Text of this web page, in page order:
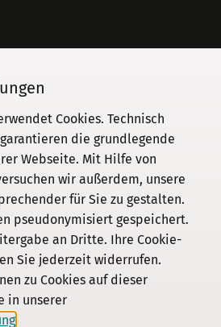
0
Cookies. Technisch
die grundlegende
Webseite. Mit Hilfe von
wir außerdem, unsere
für Sie zu gestalten.
pseudonymisiert gespeichert.
an Dritte. Ihre Cookie-
Sie jederzeit widerrufen.
zu Cookies auf dieser
in unserer